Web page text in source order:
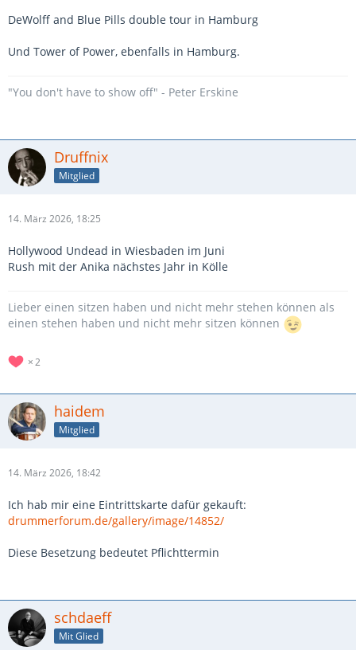
DeWolff and Blue Pills double tour in Hamburg
Und Tower of Power, ebenfalls in Hamburg.
"You don't have to show off" - Peter Erskine
Druffnix
Mitglied
14. März 2026, 18:25
Hollywood Undead in Wiesbaden im Juni
Rush mit der Anika nächstes Jahr in Kölle
Lieber einen sitzen haben und nicht mehr stehen können als
einen stehen haben und nicht mehr sitzen können
2
haidem
Mitglied
14. März 2026, 18:42
Ich hab mir eine Eintrittskarte dafür gekauft:
drummerforum.de/gallery/image/14852/
Diese Besetzung bedeutet Pflichttermin
schdaeff
Mit Glied